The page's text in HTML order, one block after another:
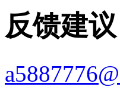
反馈建议